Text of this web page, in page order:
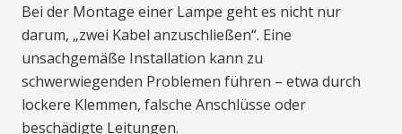
Bei der Montage einer Lampe geht es nicht nur
darum, „zwei Kabel anzuschließen“. Eine
unsachgemäße Installation kann zu
schwerwiegenden Problemen führen – etwa durch
lockere Klemmen, falsche Anschlüsse oder
beschädigte Leitungen.